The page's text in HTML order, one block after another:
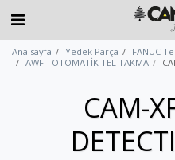
Ana sayfa Yedek Parça FANUC
AWF - OTOMATİK TEL TAKMA
CAM-